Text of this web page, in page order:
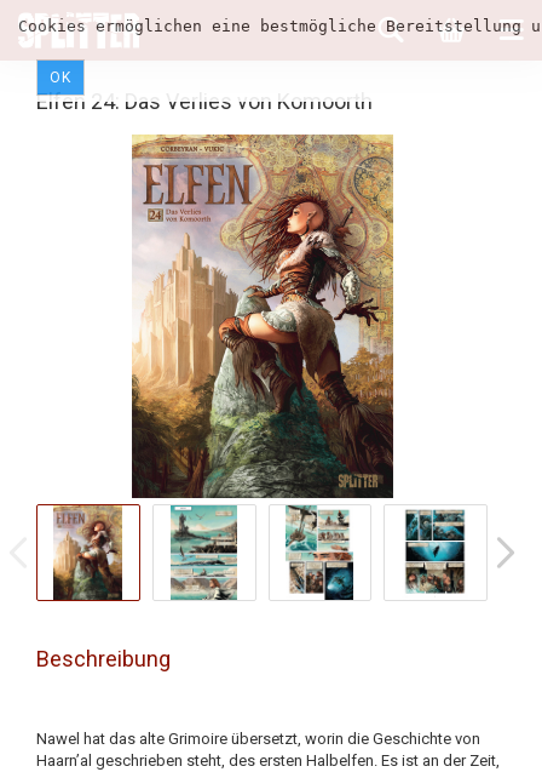
Cookies ermöglichen eine bestmögliche
OK
Elfen 24: Das Verlies von Komoorth
Beschreibung
Nawel hat das alte Grimoire übersetzt, worin die Geschichte von
Haarn’al geschrieben steht, des ersten Halbelfen. Es ist an der Zeit,